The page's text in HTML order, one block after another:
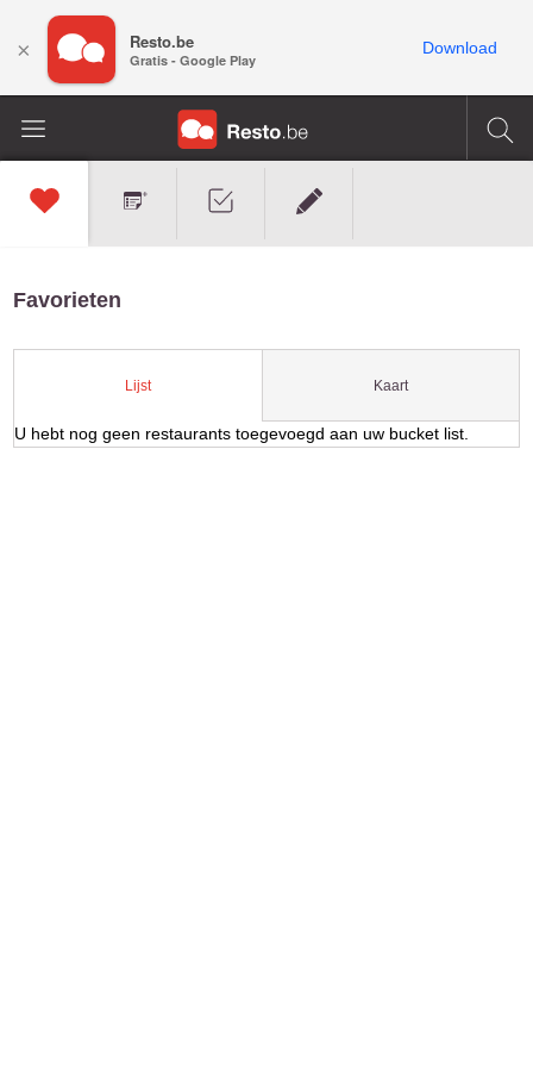
Favorieten
Lijst Kaart
U hebt nog geen restaurants toegevoegd aan uw bucket list.
× Resto.be
Gratis - Google Play
Download